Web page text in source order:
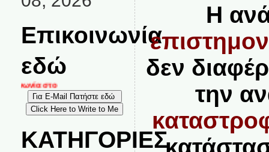
Επικοινωνία
εδώ
στο
ΚΑΤΗΓΟΡΙΕΣ
Η
δεν
την